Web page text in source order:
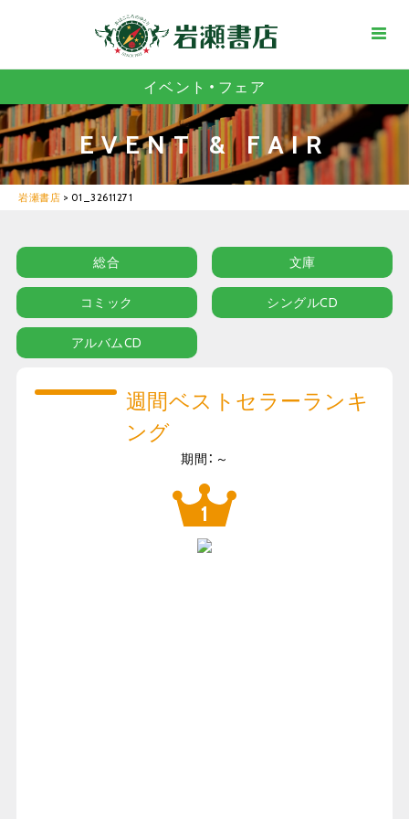
イベント・フェア
EVENT & FAIR
岩瀬書店 > 01_32611271
総合 文庫
コミック シングルCD
アルバムCD
週間ベストセラーランキ
ング
期間：～